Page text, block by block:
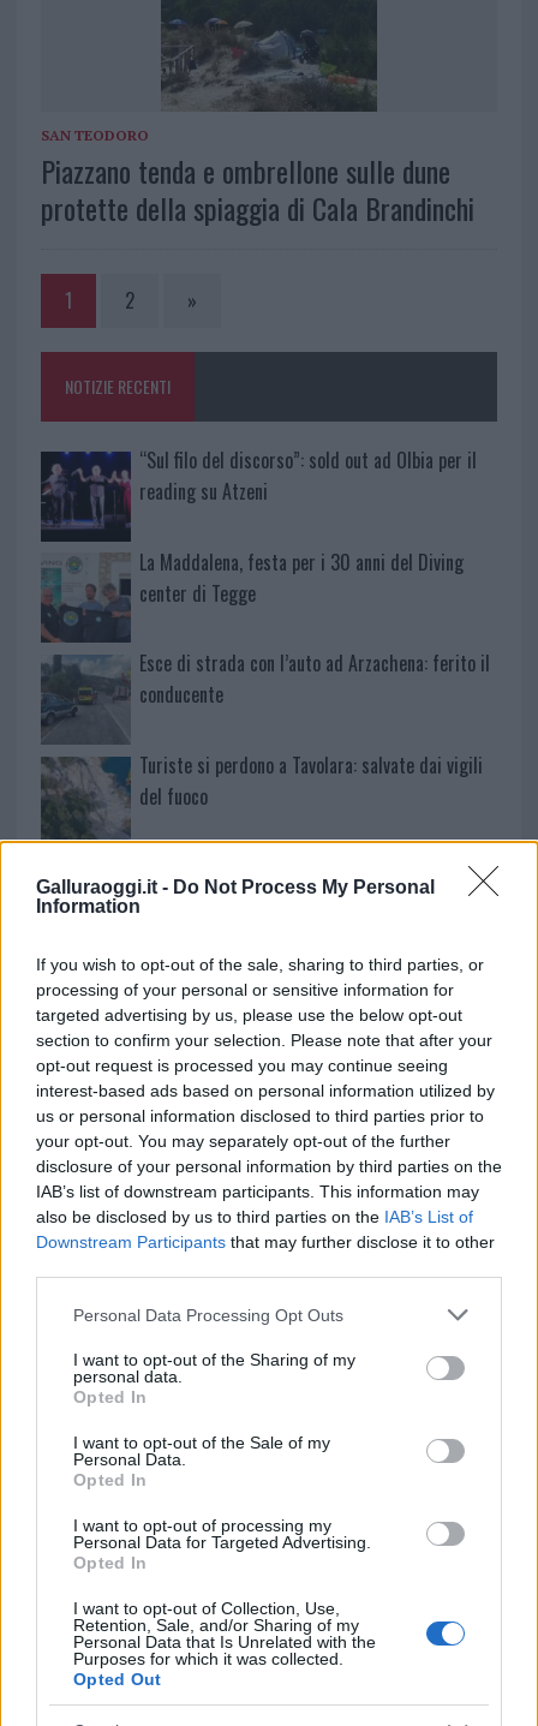
Galluraoggi.it - Do Not Process My Personal
Information
If you wish to opt-out of the sale, sharing to third parties, or
processing of your personal or sensitive information for
targeted advertising by us, please use the below opt-out
section to confirm your selection. Please note that after your
opt-out request is processed you may continue seeing
interest-based ads based on personal information utilized by
us or personal information disclosed to third parties prior to
your opt-out. You may separately opt-out of the further
disclosure of your personal information by third parties on the
IAB’s list of downstream participants. This information may
also be disclosed by us to third parties on the IAB’s List of
Downstream Participants that may further disclose it to other
Please note that this website/app uses one or more Google
not limited to your visit or usage behaviour. You may click to
grant or deny consent to Google and its third-party tags to
use your data for below specified purposes in below Google
consent section.
Personal Data Processing Opt Outs
I want to opt-out of the Sharing of my
personal data.
Opted In
I want to opt-out of the Sale of my
Personal Data.
Opted In
I want to opt-out of processing my
Personal Data for Targeted Advertising.
Opted In
I want to opt-out of Collection, Use,
Retention, Sale, and/or Sharing of my
Personal Data that Is Unrelated with the
Purposes for which it was collected.
Opted Out
SAN TEODORO
Piazzano tenda e ombrellone sulle dune
protette della spiaggia di Cala Brandinchi
1 2 »
NOTIZIE RECENTI
“Sul filo del discorso”: sold out ad Olbia per il
reading su Atzeni
La Maddalena, festa per i 30 anni del Diving
center di Tegge
Esce di strada con l’auto ad Arzachena: ferito il
conducente
Turiste si perdono a Tavolara: salvate dai vigili
del fuoco
Gallura
Incidente Olbia, poliziotto in vacanza salva 6
persone: due bimbi tra i feriti
Red Valley Festival, musica no-stop a Olbia fino
alle 5